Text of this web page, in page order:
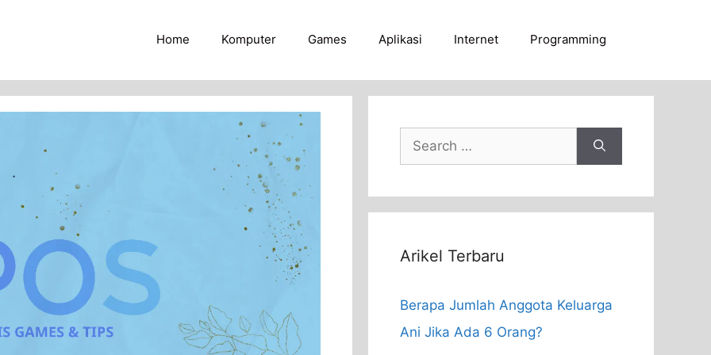
Home Komputer Games Aplikasi Internet Programming
Search
for:
Arikel Terbaru
Berapa Jumlah Anggota Keluarga
Ani Jika Ada 6 Orang?